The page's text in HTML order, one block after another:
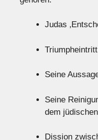
Judas
Seine
Seine
dem
Dission